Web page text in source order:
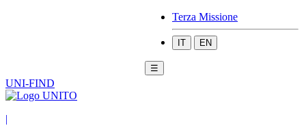
Terza Missione
IT EN
☰
UNI-FIND
|